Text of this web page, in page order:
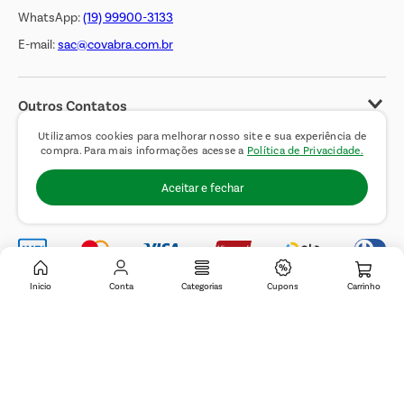
Utilizamos cookies para melhorar nosso site e sua experiência de
compra. Para mais informações acesse a Política de Privacidade.
Aceitar e fechar
Inicio Conta Categorias Cupons
WhatsApp:(19) 99900-3133
E-mail:sac@covabra.com.br
Outros Contatos
Negócios Imobiliários
Trabalhe Conosco